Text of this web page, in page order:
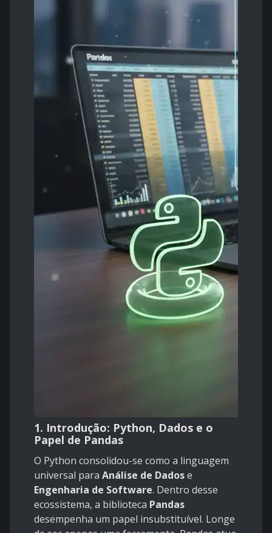
1. Introdução: Python, Dados e o
Papel de Pandas
O Python consolidou-se como a linguagem
universal para Análise de Dadose
Engenharia de Software. Dentro desse
ecossistema, a biblioteca Pandas
desempenha um papel insubstituível. Longe